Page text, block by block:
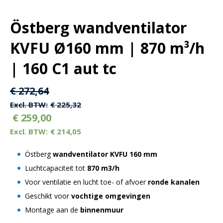
Östberg wandventilator
KVFU Ø160 mm | 870 m³/h
| 160 C1 aut tc
Oorspronkelijke
prijs
was:
€ 272,64.
€272,64Huidige
prijs
is:
€ 272,64.
€225,32
€ 259,00
€ 214,05
Östbergwandventilator KVFU 160 mm
Luchtcapaciteit tot 870 m3/h
Voor ventilatie en lucht toe- of afvoer ronde kanalen
Geschikt voorvochtige omgevingen
Montage aan de binnenmuur